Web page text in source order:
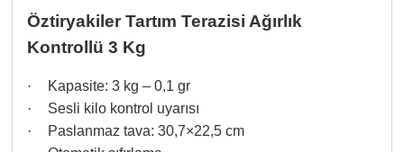
Öztiryakiler Tartım Terazisi Ağırlık
Kontrollü 3 Kg
·
Kapasite: 3 kg – 0,1 gr
·
Sesli kilo kontrol uyarısı
·
Paslanmaz tava: 30,7×22,5 cm